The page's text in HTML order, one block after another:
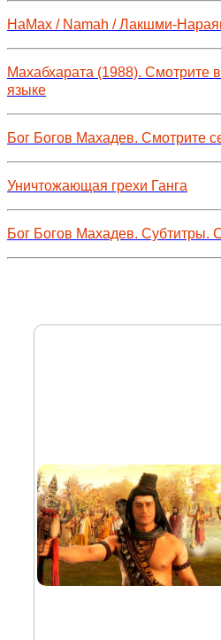
НаМах / Namah / Лакшми-
Махабхарата (1988). Смотрите
языке
Бог Богов Махадев. Смотрите
Уничтожающая грехи Ганга
Бог Богов Махадев. Субтитры.